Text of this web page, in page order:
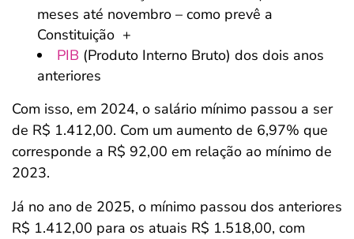
meses até novembro – como prevê a
Constituição +
PIB (Produto Interno Bruto) dos dois anos
anteriores
Com isso, em 2024, o salário mínimo passou a ser
de R$ 1.412,00. Com um aumento de 6,97% que
corresponde a R$ 92,00 em relação ao mínimo de
2023.
Já no ano de 2025, o mínimo passou dos anteriores
R$ 1.412,00 para os atuais R$ 1.518,00, com